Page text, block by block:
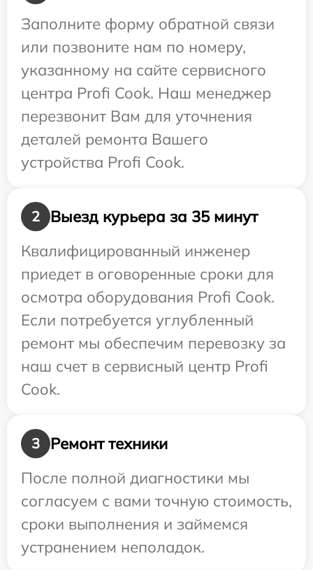
Заполните форму обратной связи
или позвоните нам по номеру,
указанному на сайте сервисного
центра Profi Cook. Наш менеджер
перезвонит Вам для уточнения
деталей ремонта Вашего
устройства Profi Cook.
2
Выезд курьера за 35 минут
Квалифицированный инженер
приедет в оговоренные сроки для
осмотра оборудования Profi Cook.
Если потребуется углубленный
ремонт мы обеспечим перевозку за
наш счет в сервисный центр Profi
Cook.
3
Ремонт техники
После полной диагностики мы
согласуем с вами точную стоимость,
сроки выполнения и займемся
устранением неполадок.